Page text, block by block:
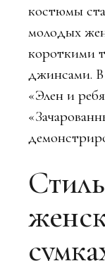
костюмы
молодых
короткими
джинсами. В
«Элен и